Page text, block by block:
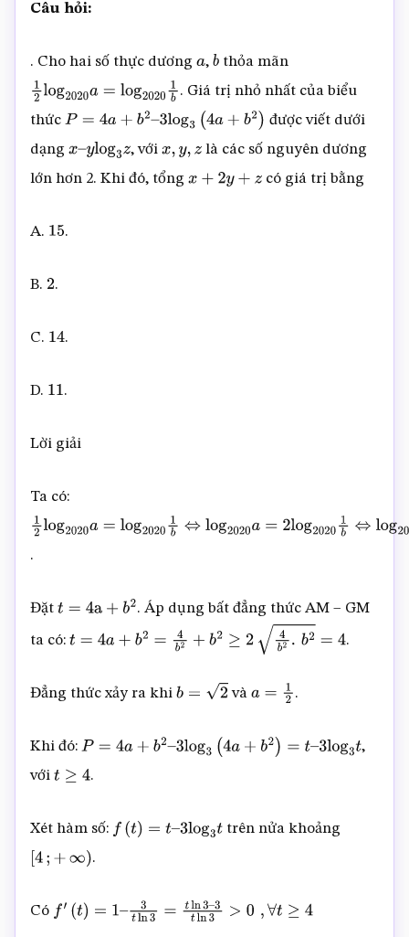
Câu hỏi:
. Cho hai số thực dương a, b thỏa mãn
12log2020a= log2020 1b. Giá trị nhỏ nhất của biểu
thức P =4a +b 2 3log3(4a+b2)
được viết dưới
dạng x– ylog3z, vớix,y,z
là các số nguyên dương
lớn hơn 2. Khi đó, tổng x+ 2 y+z có giá trị bằng
A. 15.
B. 2.
C. 14.
D. 11.
Lời giải
Ta có:
12log2020a= log2020 1b ⇔log2020a=2log20201b ⇔ log2020
.
Đặt t =4 a+b 2 . Áp dụng bất đẳng thức AM – GM
ta có: t =4 a+b 2 =4 2+ b2 2 4b .b2 = 4 .
Đẳng thức xảy ra khi b =2 và a=1 .
Khi đó: P =4a+b 2 3log3(4a+b2) = –3 log3 t
,
với t ≥4 .
Xét hàm số: f( t)= t–3 log3t trên nửa khoảng
[4 ;+ ∞ ) .
Có f′ t)= 1–3 tln 3=t ln3 3tln3 0, ∀t ≥ 4